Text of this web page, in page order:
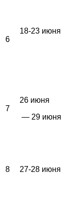
6
18-23 июня
7
26 июня
— 29 июня
8 27-28 июня